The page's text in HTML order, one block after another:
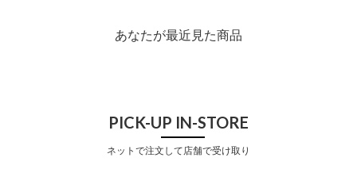
あなたが最近見た商品
PICK-UP IN-STORE
ネットで注文して店舗で受け取り